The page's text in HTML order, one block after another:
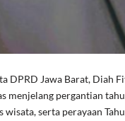
DPRD Jawa Barat, Diah
menjelang pergantian
wisata, serta perayaan